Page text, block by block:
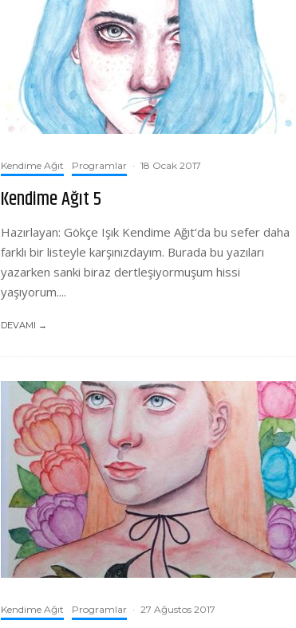
Kendime Ağıt Programlar · 18 Ocak 2017
Kendime Ağıt 5
Hazırlayan: Gökçe Işık Kendime Ağıt‘da bu sefer daha
farklı bir listeyle karşınızdayım. Burada bu yazıları
yazarken sanki biraz dertleşiyormuşum hissi
yaşıyorum....
DEVAMI →
Kendime Ağıt Programlar · 27 Ağustos 2017